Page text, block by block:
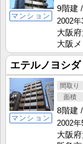
マンション
9階建
2002年
大阪
大阪
エテルノヨシダ
マンション
8階建
2002年
大阪